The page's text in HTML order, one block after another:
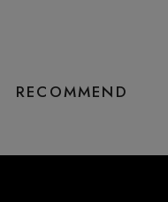
RECOMMEND